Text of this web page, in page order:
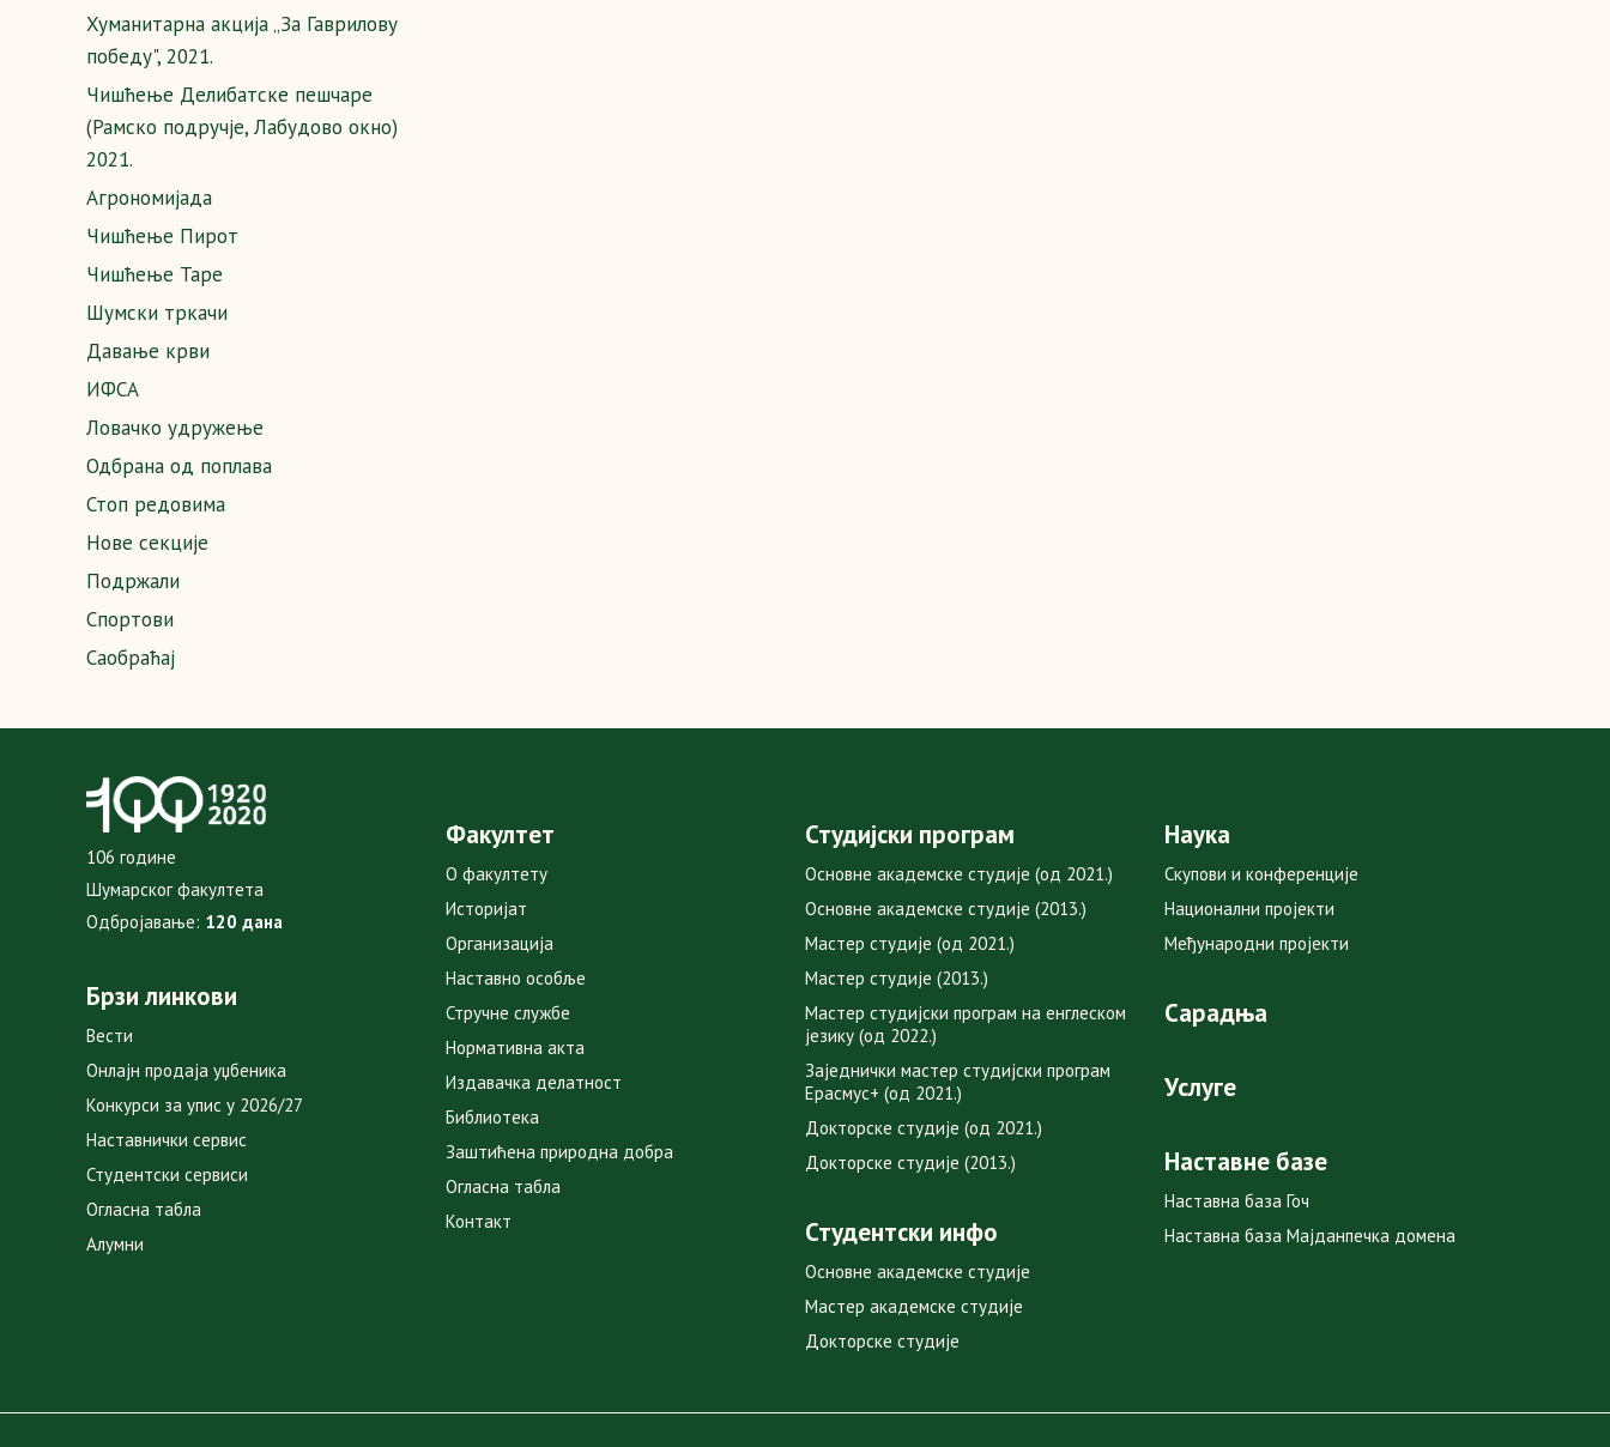
Хуманитарна акција „За Гаврилову
победу", 2021.
Чишћење Делибатске пешчаре
(Рамско подручје, Лабудово окно)
2021.
Агрономијада
Чишћење Пирот
Чишћење Таре
Шумски тркачи
Давање крви
ИФСА
Ловачко удружење
Одбрана од поплава
Стоп редовима
Нове секције
Подржали
Спортови
Саобраћај
106 године
Шумарског факултета
Одбројавање: 120 дана
Брзи линкови
Вести
Онлајн продаја уџбеника
Конкурси за упис у 2026/27
Наставнички сервис
Студентски сервиси
Огласна табла
Алумни
Факултет
О факултету
Историјат
Организација
Наставно особље
Стручне службе
Нормативна акта
Издавачка делатност
Библиотека
Заштићена природна добра
Огласна табла
Контакт
Студијски програм
Основне академске студије (од 2021.)
Основне академске студије (2013.)
Мастер студије (од 2021.)
Мастер студије (2013.)
Мастер студијски програм на енглеском
језику (од 2022.)
Заједнички мастер студијски програм
Ерасмус+ (од 2021.)
Докторске студије (од 2021.)
Докторске студије (2013.)
Студентски инфо
Основне академске студије
Мастер академске студије
Докторске студије
Наука
Скупови и конференције
Национални пројекти
Међународни пројекти
Сарадња
Услуге
Наставне базе
Наставна база Гоч
Наставна база Мајданпечка домена